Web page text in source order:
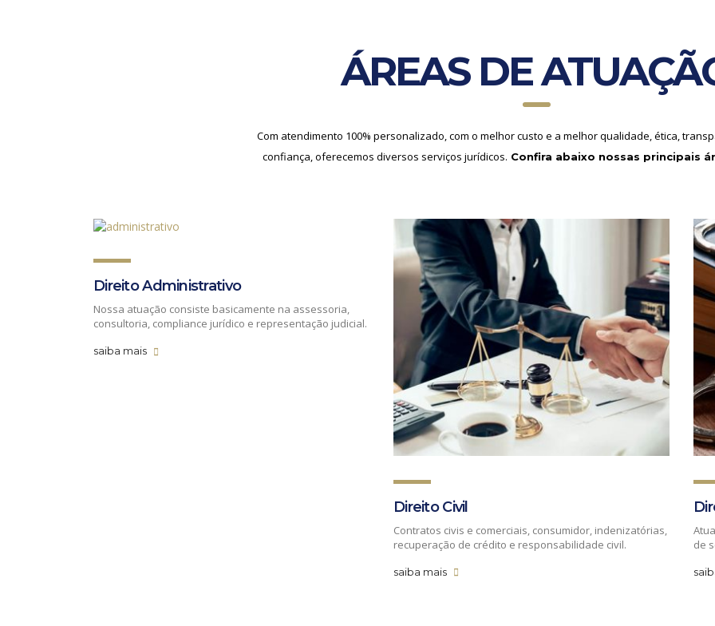
ÁREAS DE
Com atendimento 100% personalizado, com o melhor custo e a melhor qualidade, ética,
confiança, oferecemos diversos serviços jurídicos. Confira abaixo nossas principais
Direito Administrativo
Nossa atuação consiste basicamente na assessoria,
consultoria, compliance jurídico e representação judicial.
saiba mais
Direito Civil
Contratos civis e comerciais, consumidor, indenizatórias,
recuperação de crédito e responsabilidade civil.
saiba mais
de